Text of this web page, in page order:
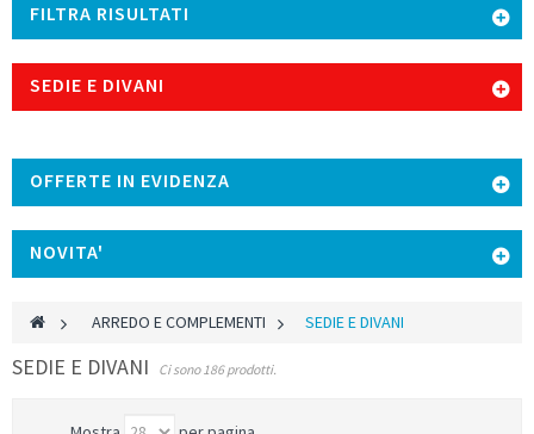
FILTRA RISULTATI
SEDIE E DIVANI
OFFERTE IN EVIDENZA
NOVITA'
> ARREDO E COMPLEMENTI > SEDIE E DIVANI
SEDIE E DIVANI Ci sono 186 prodotti.